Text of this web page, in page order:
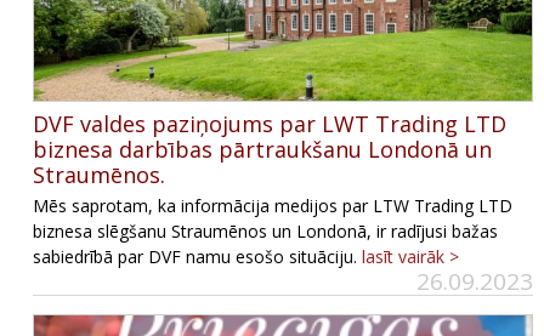
DVF valdes paziņojums par LWT Trading LTD
biznesa darbības pārtraukšanu Londonā un
Straumēnos.
Mēs saprotam, ka informācija medijos par LTW Trading LTD
biznesa slēgšanu Straumēnos un Londonā, ir radījusi bažas
sabiedrībā par DVF namu esošo situāciju. lasīt vairāk >
26.09.2023